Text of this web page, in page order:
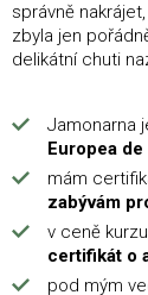
správně
zbyla jen
delikátní chuti
Jamonarna
Europea
mám
zabývám
v ceně
certifikát o
pod mým